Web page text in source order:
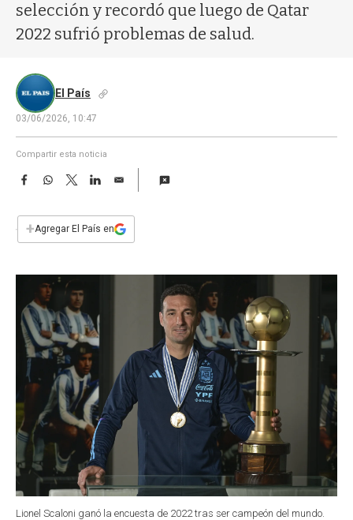
selección y recordó que luego de Qatar
2022 sufrió problemas de salud.
El País
03/06/2026, 10:47
Compartir esta noticia
F
e
b
W
s
p
T
w
t
L
E
i
l
+Agregar El País en
Lionel Scaloni ganó la encuesta de 2022 tras ser campeón del mundo.